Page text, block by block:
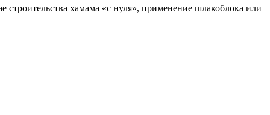
хамама «с нуля», применение шлакоблока или